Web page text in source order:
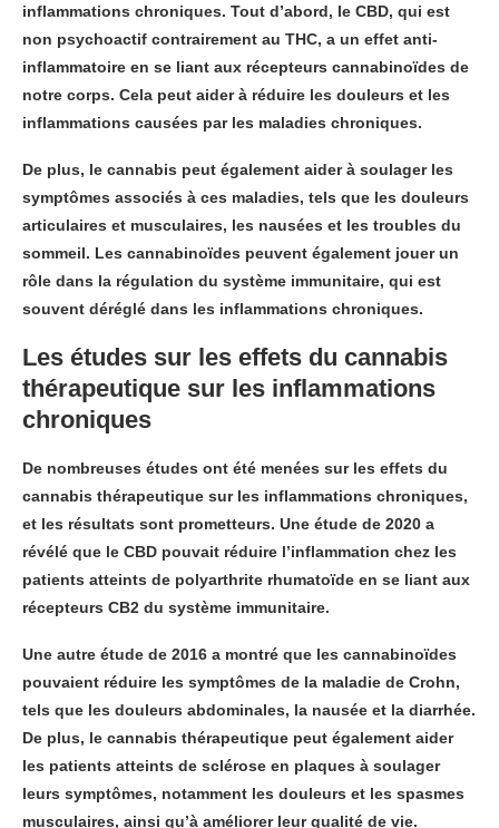
inflammations chroniques. Tout d’abord, le CBD, qui est
non psychoactif contrairement au THC, a un effet anti-
inflammatoire en se liant aux récepteurs cannabinoïdes de
notre corps. Cela peut aider à réduire les douleurs et les
inflammations causées par les maladies chroniques.
De plus, le cannabis peut également aider à soulager les
symptômes associés à ces maladies, tels que les douleurs
articulaires et musculaires, les nausées et les troubles du
sommeil. Les cannabinoïdes peuvent également jouer un
rôle dans la régulation du système immunitaire, qui est
souvent déréglé dans les inflammations chroniques.
Les études sur les effets du cannabis
thérapeutique sur les inflammations
chroniques
De nombreuses études ont été menées sur les effets du
cannabis thérapeutique sur les inflammations chroniques,
et les résultats sont prometteurs. Une étude de 2020 a
révélé que le CBD pouvait réduire l’inflammation chez les
patients atteints de polyarthrite rhumatoïde en se liant aux
récepteurs CB2 du système immunitaire.
Une autre étude de 2016 a montré que les cannabinoïdes
pouvaient réduire les symptômes de la maladie de Crohn,
tels que les douleurs abdominales, la nausée et la diarrhée.
De plus, le cannabis thérapeutique peut également aider
les patients atteints de sclérose en plaques à soulager
leurs symptômes, notamment les douleurs et les spasmes
musculaires, ainsi qu’à améliorer leur qualité de vie.